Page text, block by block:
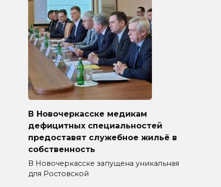
В Новочеркасске медикам
дефицитных специальностей
предоставят служебное жильё в
собственность
В Новочеркасске запущена уникальная
для Ростовской